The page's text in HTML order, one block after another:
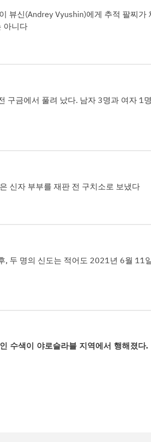
뷰신(Andrey Vyushin)에게 추적 팔찌가
아니다
구금에서 풀려 났다. 남자 3명과 여자 1
신자 부부를 재판 전 구치소로 보냈다
, 두 명의 신도는 적어도 2021년 6월 11
수색이 야로슬라블 지역에서 행해졌다.